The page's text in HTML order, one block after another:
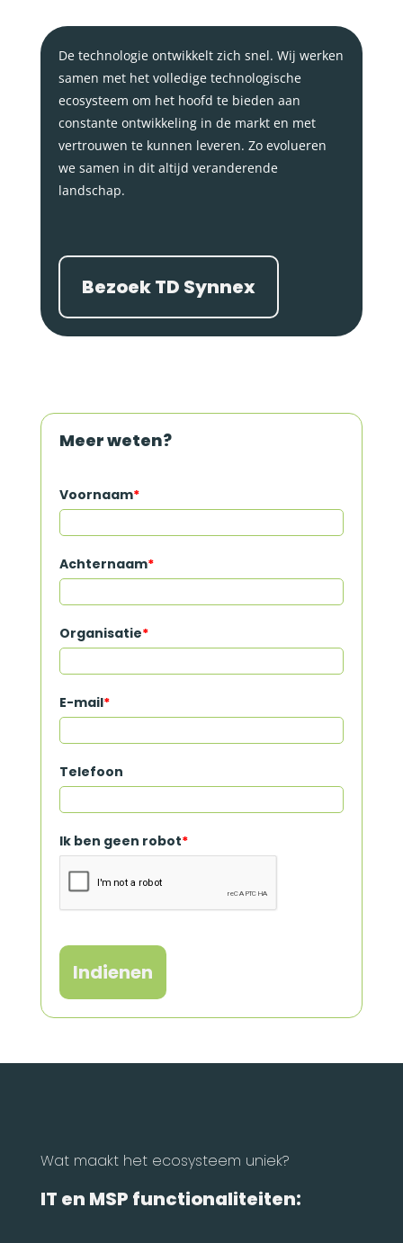
De technologie ontwikkelt zich snel. Wij werken
samen met het volledige technologische
ecosysteem om het hoofd te bieden aan
constante ontwikkeling in de markt en met
vertrouwen te kunnen leveren. Zo evolueren
we samen in dit altijd veranderende
landschap.
Bezoek TD Synnex
Meer weten?
Voornaam*
Achternaam*
Organisatie*
E-mail*
Telefoon
Ik ben geen robot*
Indienen
Wat maakt het ecosysteem uniek?
IT en MSP functionaliteiten: